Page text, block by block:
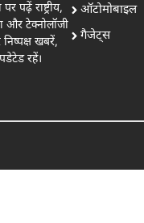
पढ़ें राष्ट्रीय,
और टेक्नोलॉजी
खबरें,
रहें।
ऑटोमोबाइल
गैजेट्स